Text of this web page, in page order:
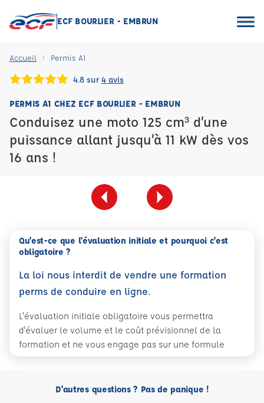
ECF BOURLIER - EMBRUN
Accueil Permis A1
4.8 sur 4 avis
PERMIS A1 CHEZ ECF BOURLIER - EMBRUN
Conduisez une moto 125 cm³ d’une
puissance allant jusqu’à 11 kW dès vos
16 ans !
Qu'est-ce que l'évaluation initiale et pourquoi c'est
obligatoire ?
La loi nous interdit de vendre une formation
perms de conduire en ligne.
L'évaluation initiale obligatoire vous permettra
d'évaluer le volume et le coût prévisionnel de la
formation et ne vous engage pas sur une formule
D'autres questions ? Pas de panique !